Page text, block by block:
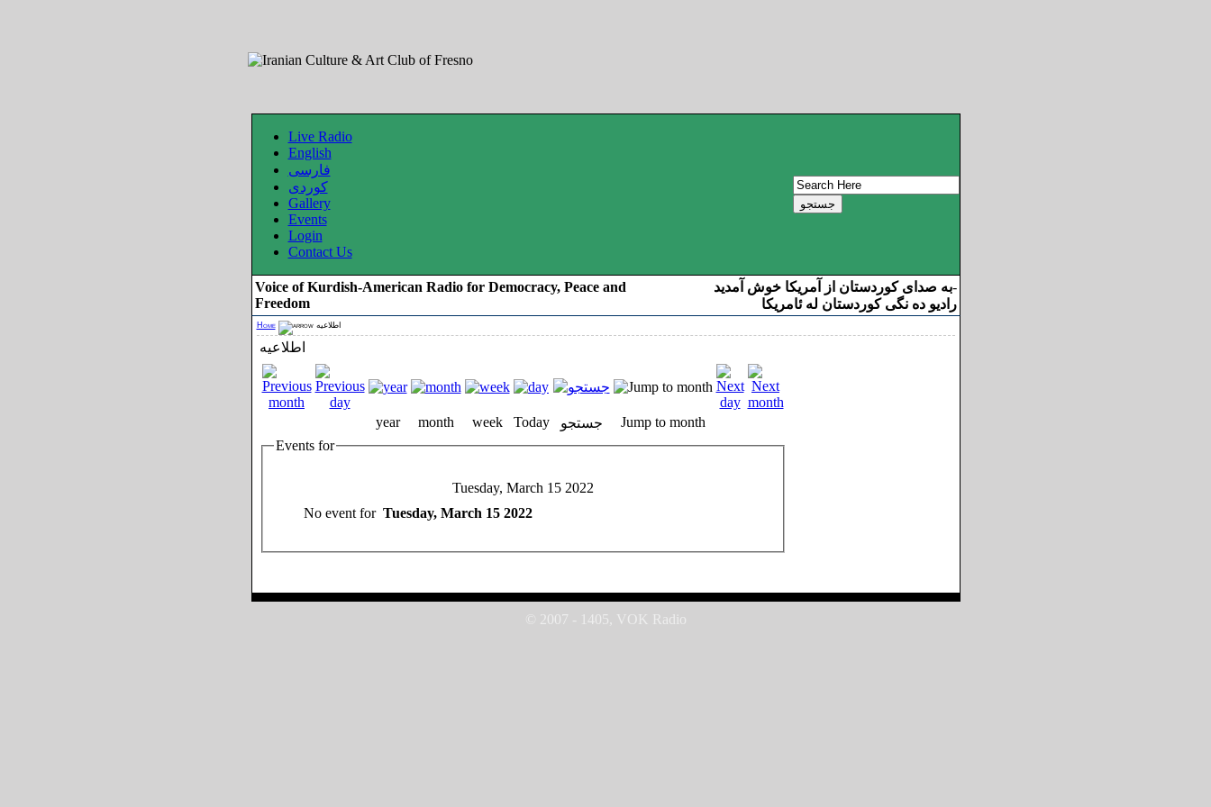
Live Radio
English
فارسی
کوردی
Gallery
Events
Login
Contact Us
به صدای کوردستان از آمریکا خوش آمدید-
رادیو ده نگی کوردستان له ئامریکا
Voice of Kurdish-American Radio for Democracy, Peace and
Freedom
Home اطلاعیه
اطلاعیه
year month week Today جستجو
Jump to month
Events for
Tuesday, March 15 2022
No event for Tuesday, March 15 2022
© 2007 - 1405, VOK Radio